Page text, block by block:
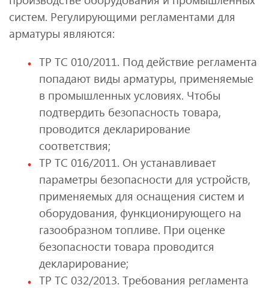
систем. Регулирующими регламентами для
арматуры являются:
ТР ТС 010/2011. Под действие регламента
попадают виды арматуры, применяемые
в промышленных условиях. Чтобы
подтвердить безопасность товара,
проводится декларирование
соответствия;
ТР ТС 016/2011. Он устанавливает
параметры безопасности для устройств,
применяемых для оснащения систем и
оборудования, функционирующего на
газообразном топливе. При оценке
безопасности товара проводится
декларирование;
ТР ТС 032/2013. Требования регламента